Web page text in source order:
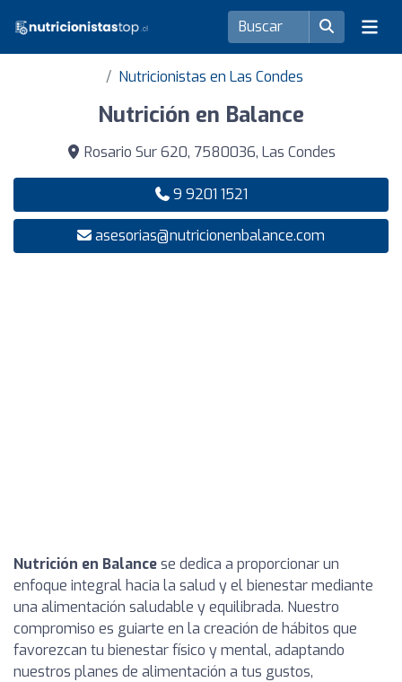
Nutricionistas en Las Condes
Nutrición en Balance
Rosario Sur 620, 7580036, Las Condes
9 9201 1521
asesorias@nutricionenbalance.com
Nutrición en Balancese dedica a proporcionar un
enfoque integral hacia la salud y el bienestar mediante
una alimentación saludable y equilibrada. Nuestro
compromiso es guiarte en la creación de hábitos que
favorezcan tu bienestar físico y mental, adaptando
nuestros planes de alimentación a tus gustos,